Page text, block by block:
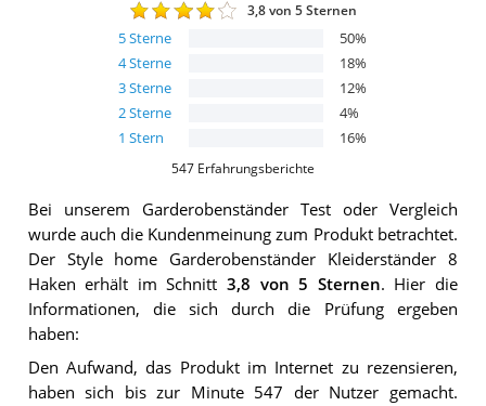
3,8von 5 Sternen
5Sterne 50%
4Sterne 18%
3Sterne 12%
2Sterne 4%
1 Stern 16%
547 Erfahrungsberichte
Bei unserem GarderobenständerTest oder Vergleich
wurde auch die Kundenmeinung zum Produkt betrachtet.
Der Style home Garderobenständer Kleiderständer 8
Haken erhält im Schnitt 3,8 von 5 Sternen. Hier die
Informationen, die sich durch die Prüfung ergeben
haben:
Den Aufwand, das Produkt im Internet zu rezensieren,
haben sich bis zur Minute 547 der Nutzer gemacht.